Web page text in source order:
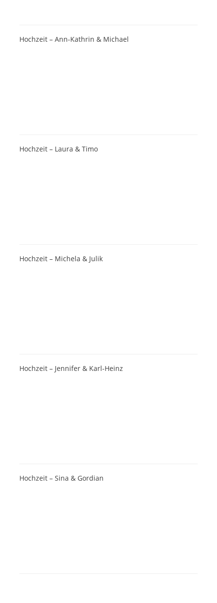
Hochzeit – Ann-Kathrin & Michael
Hochzeit – Laura & Timo
Hochzeit – Michela & Julik
Hochzeit – Jennifer & Karl-Heinz
Hochzeit – Sina & Gordian